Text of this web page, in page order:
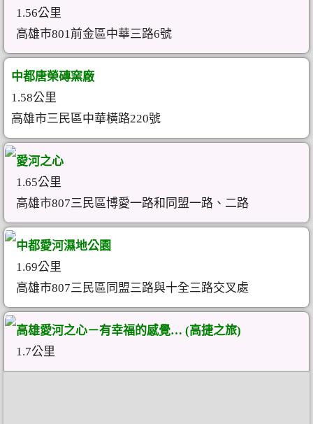
1.56公里
高雄市801前金區中華三路6號
中都唐榮磚窯廠
1.58公里
高雄市三民區中華橫路220號
愛河之心
1.65公里
高雄市807三民區博愛一路和同盟一路、二路
中都愛河濕地公園
1.69公里
高雄市807三民區同盟三路與十全三路交叉處
高雄愛河之心－有幸福的感覺… (高捷之旅)
1.7公里